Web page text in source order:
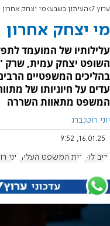
ערוץ 7 העיתון בשבע מי יצחק אחרון
מי יצחק אחרון
עלילותיו של המועמד
השופט יצחק עמית, שרק
בהליכים המשפטיים
עדים על חיוניותו של
המשפט מתאוות השררה
יוני רוטנברג
16.01.25, 9:52
יריב לוין בית המשפט העליון יוני